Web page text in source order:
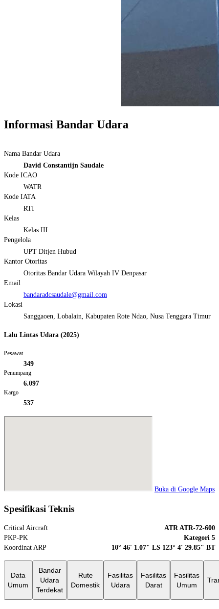
Informasi Bandar Udara
Nama Bandar Udara
David Constantijn Saudale
Kode ICAO
WATR
Kode IATA
RTI
Kelas
Kelas III
Pengelola
UPT Ditjen Hubud
Kantor Otoritas
Otoritas Bandar Udara Wilayah IV Denpasar
Email
bandaradcsaudale@gmail.com
Lokasi
Sanggaoen, Lobalain, Kabupaten Rote Ndao, Nusa Tenggara Timur
Lalu Lintas Udara (2025)
Pesawat
349
Penumpang
6.097
Kargo
537
Buka di Google Maps
Spesifikasi Teknis
Critical Aircraft
ATR ATR-72-600
PKP-PK
Kategori 5
Koordinat ARP
10° 46' 1.07" LS 123° 4' 29.85" BT
Data
Umum
Bandar
Udara
Terdekat
Rute
Domestik
Fasilitas
Udara
Fasilitas
Darat
Fasilitas
Umum